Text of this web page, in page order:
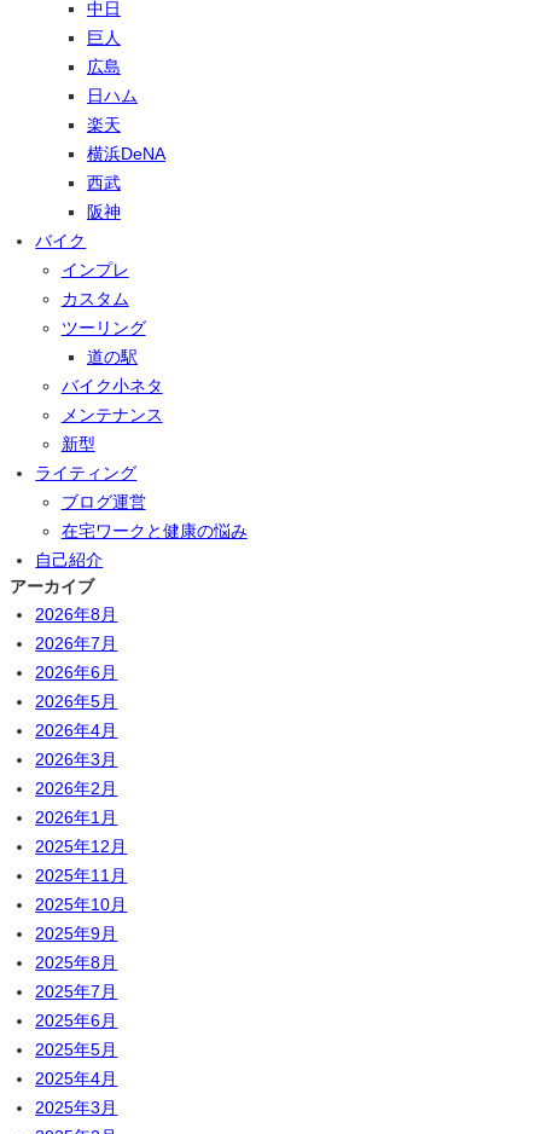
中日
巨人
広島
日ハム
楽天
横浜DeNA
西武
阪神
バイク
インプレ
カスタム
ツーリング
道の駅
バイク小ネタ
メンテナンス
新型
ライティング
ブログ運営
在宅ワークと健康の悩み
自己紹介
アーカイブ
2026年8月
2026年7月
2026年6月
2026年5月
2026年4月
2026年3月
2026年2月
2026年1月
2025年12月
2025年11月
2025年10月
2025年9月
2025年8月
2025年7月
2025年6月
2025年5月
2025年4月
2025年3月